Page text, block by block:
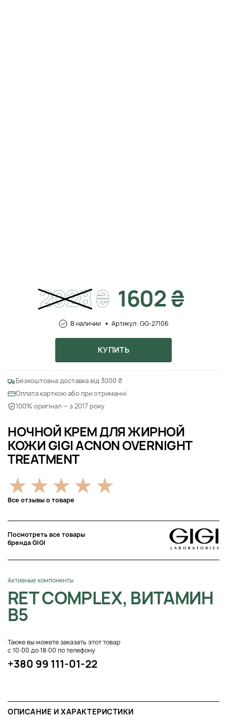
НОЧНОЙ КРЕМ ДЛЯ ЖИРНОЙ
КОЖИ GIGI ACNON OVERNIGHT
TREATMENT
Все отзывы о товаре
Посмотреть все товары
бренда GIGI
Активные компоненты
RET COMPLEX, ВИТАМИН
B5
Также вы можете заказать этот товар
с 10:00 до 18:00 по телефону
+380 99 111-01-22
2028₴ 1602 ₴
В наличии Артикул: GG-27106
КУПИТЬ
Безкоштовна доставка від 3000 ₴
Оплата карткою або при отриманні
100% оригінал — з 2017 року
ОПИСАНИЕ И ХАРАКТЕРИСТИКИ